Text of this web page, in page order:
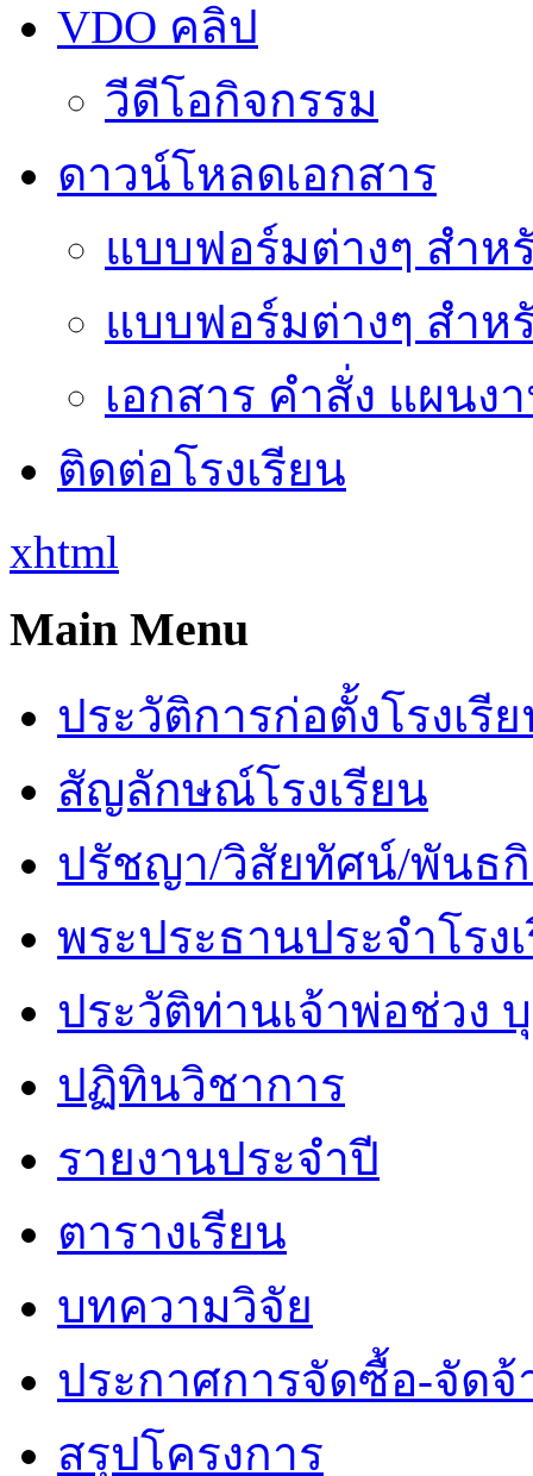
VDO คลิป
วีดีโอกิจกรรม
ดาวน์โหลดเอกสาร
แบบฟอร์มต่างๆ สำห
แบบฟอร์มต่างๆ สำห
เอกสาร คำสั่ง แผนง
ติดต่อโรงเรียน
xhtml
Main Menu
ประวัติการก่อตั้งโรงเรี
สัญลักษณ์โรงเรียน
ปรัชญา/วิสัยทัศน์/พันธ
พระประธานประจำโรง
ประวัติท่านเจ้าพ่อช่วง
ปฏิทินวิชาการ
รายงานประจำปี
ตารางเรียน
บทความวิจัย
ประกาศการจัดซื้อ-จัดจ้
สรุปโครงการ